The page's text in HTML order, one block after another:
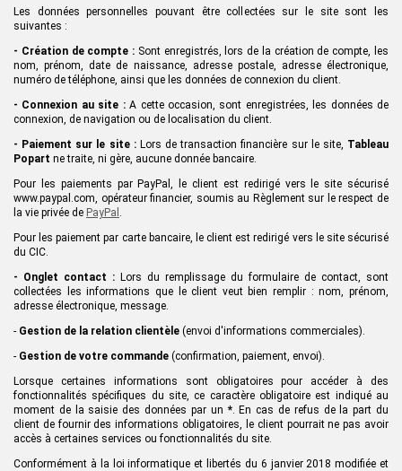
Les données personnelles pouvant être collectées sur le site sont les
suivantes :
- Création de compte : Sont enregistrés, lors de la création de compte, les
nom, prénom, date de naissance, adresse postale, adresse électronique,
numéro de téléphone, ainsi que les données de connexion du client.
- Connexion au site :A cette occasion, sont enregistrées, les données de
connexion, de navigation ou de localisation du client.
- Paiement sur le site: Lors de transaction financière sur le site, Tableau
Popart ne traite, ni gère, aucune donnée bancaire.
Pour les paiements par PayPal, le client est redirigé vers le site sécurisé
www.paypal.com, opérateur financier, soumis au Règlement sur le respect de
la vie privée de PayPal .
Pour les paiement par carte bancaire, le client est redirigé vers le site sécurisé
du CIC.
- Onglet contact : Lors du remplissage du formulaire de contact, sont
collectées les informations que
le client veutbien remplir : nom, prénom,
adresse électronique, message.
- Gestion de la relation clientèle (envoi d'informations commerciales).
- Gestion de votre commande (confirmation, paiement, envoi).
Lorsque certaines informations sont obligatoires pour accéder à des
fonctionnalités spécifiques du site, ce caractère obligatoire est indiqué au
moment de la saisie des données par un *. En cas de refus de la part du
client de fournir des informations obligatoires, le client pourrait ne pas avoir
accès à certaines services ou fonctionnalités du site.
Conformément à la loi informatique et libertés du 6 janvier 2018 modifiée et